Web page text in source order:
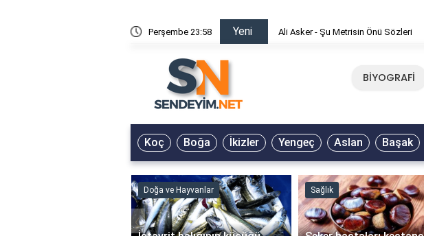
Perşembe 23:58 Yeni Ali Asker - Şu Metrisin Önü Sözleri
BİYOGRAFİ
Koç Boğa İkizler Yengeç Aslan Başak
Doğa ve Hayvanlar Sağlık
‹